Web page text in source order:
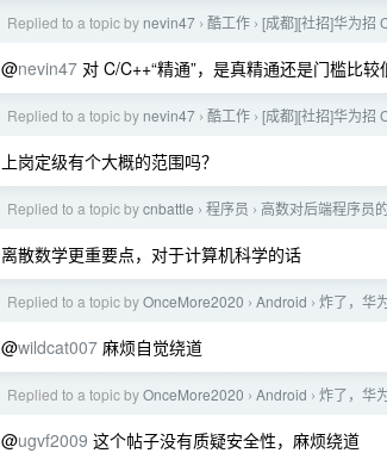
Replied to a topic by nevin47 › 酷工作 › [成都][社招]华为招
@nevin47 对 C/C++“精通”，是真精通还是门槛比
Replied to a topic by nevin47 › 酷工作 › [成都][社招]华为招
上岗定级有个大概的范围吗？
Replied to a topic bycnbattle › 程序员 › 高数对后端程序员
离散数学更重要点，对于计算机科学的话
Replied to a topic byOnceMore2020 › Android › 炸了，华
@wildcat007 麻烦自觉绕道
Replied to a topic byOnceMore2020 › Android › 炸了，华
@ugvf2009 这个帖子没有质疑安全性，麻烦绕道